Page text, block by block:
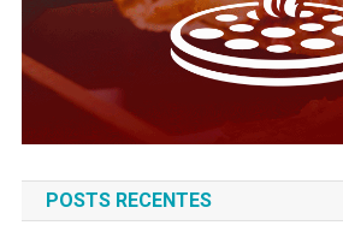
POSTS RECENTES